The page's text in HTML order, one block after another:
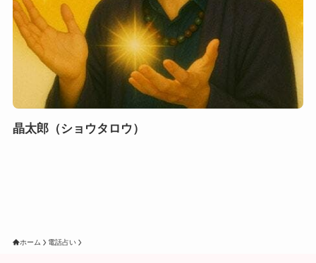
晶太郎（ショウタロウ）
ホーム 電話占い